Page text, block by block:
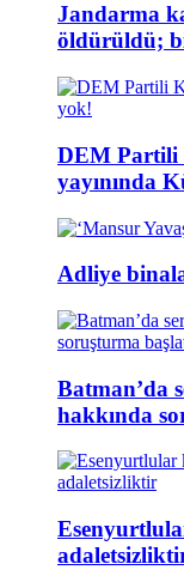
Jandarma
öldürüldü;
DEM Partili
yayınında
Adliye
Batman’da
hakkında